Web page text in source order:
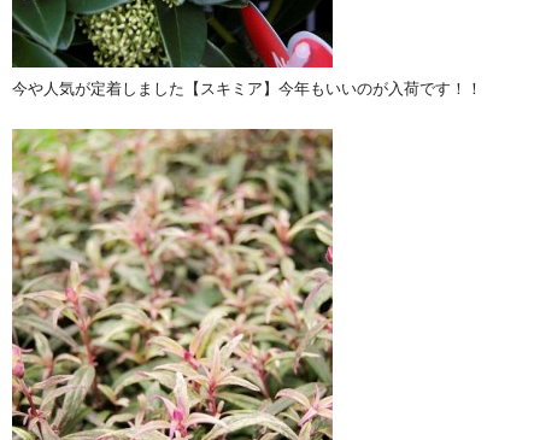
今や人気が定着しました【スキミア】今年もいいのが入荷です！！